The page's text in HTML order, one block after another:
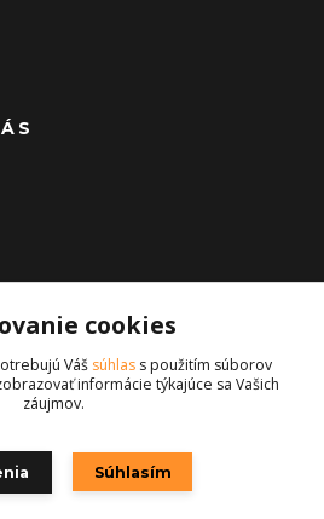
cookies
Váš súhlas s použitím súborov
informácie týkajúce sa Vašich
záujmov.
Súhlasím